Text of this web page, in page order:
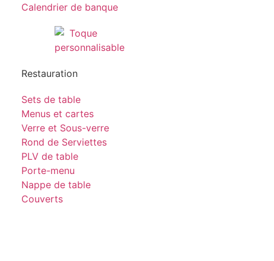
Calendrier de banque
Restauration
Sets de table
Menus et cartes
Verre et Sous-verre
Rond de Serviettes
PLV de table
Porte-menu
Nappe de table
Couverts